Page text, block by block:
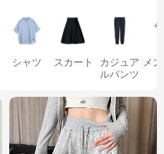
シャツ スカート
カジュア
ルパンツ
メ